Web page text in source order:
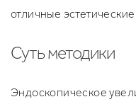
отличные эстетические
Суть методики
Эндоскопическое